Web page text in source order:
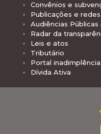
Convênios e
Publicações e
Audiências
Radar da
Leis e atos
Tributário
Portal inadimplência
Dívida Ativa